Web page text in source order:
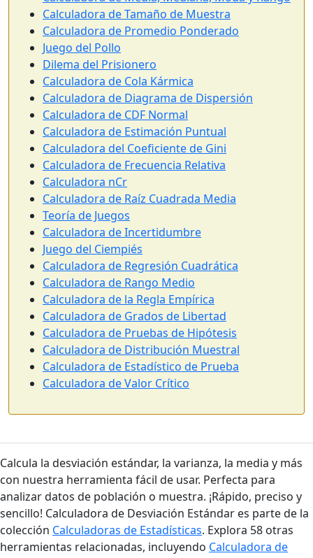
Calculadora de Tamaño de Muestra
Calculadora de Promedio Ponderado
Juego del Pollo
Dilema del Prisionero
Calculadora de Cola Kármica
Calculadora de Diagrama de Dispersión
Calculadora de CDF Normal
Calculadora de Estimación Puntual
Calculadora del Coeficiente de Gini
Calculadora de Frecuencia Relativa
Calculadora nCr
Calculadora de Raíz Cuadrada Media
Teoría de Juegos
Calculadora de Incertidumbre
Juego del Ciempiés
Calculadora de Regresión Cuadrática
Calculadora de Rango Medio
Calculadora de la Regla Empírica
Calculadora de Grados de Libertad
Calculadora de Pruebas de Hipótesis
Calculadora de Distribución Muestral
Calculadora de Estadístico de Prueba
Calculadora de Valor Crítico
Calcula la desviación estándar, la varianza, la media y más
con nuestra herramienta fácil de usar. Perfecta para
analizar datos de población o muestra. ¡Rápido, preciso y
sencillo! Calculadora de Desviación Estándar es parte de la
colección Calculadoras de Estadísticas. Explora 58 otras
herramientas relacionadas, incluyendo Calculadora de